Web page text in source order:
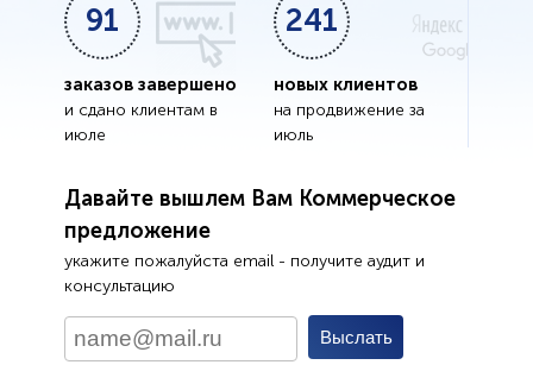
91
заказов завершено
и сдано клиентам в
июле
241
новых клиентов
на продвижение за
июль
Давайте вышлем Вам Коммерческое
предложение
укажите пожалуйста email - получите аудит и
консультацию